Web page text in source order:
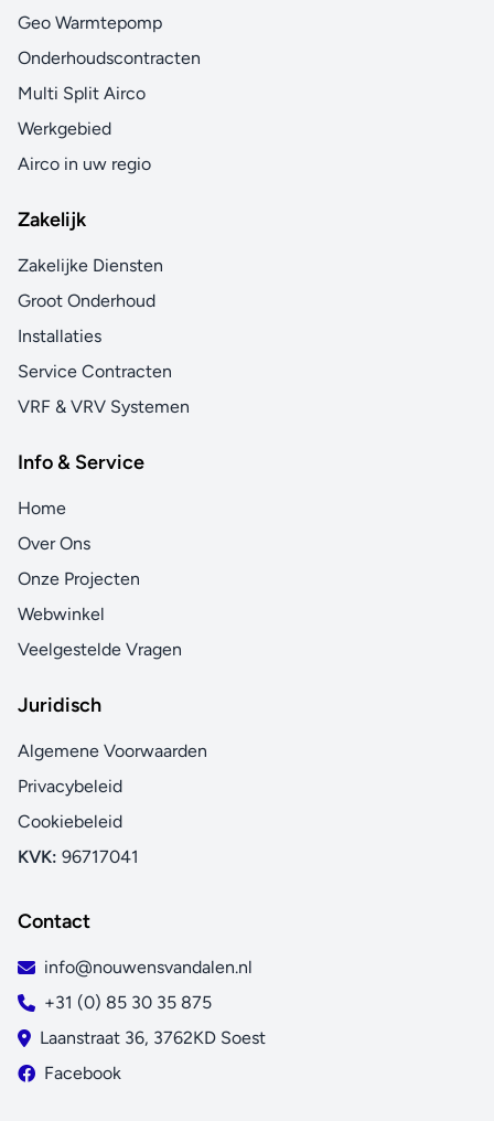
Geo Warmtepomp
Onderhoudscontracten
Multi Split Airco
Werkgebied
Airco in uw regio
Zakelijk
Zakelijke Diensten
Groot Onderhoud
Installaties
Service Contracten
VRF & VRV Systemen
Info & Service
Home
Over Ons
Onze Projecten
Webwinkel
Veelgestelde Vragen
Juridisch
Algemene Voorwaarden
Privacybeleid
Cookiebeleid
KVK: 96717041
Contact
info@nouwensvandalen.nl
+31 (0) 85 30 35 875
Laanstraat 36, 3762KD Soest
Facebook